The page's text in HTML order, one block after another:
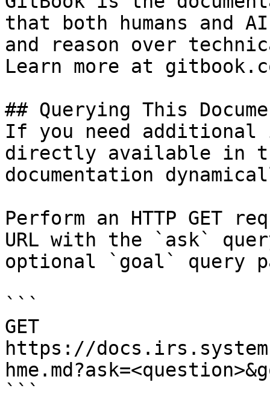
that both humans and
and reason over
Learn more at
## Querying This
If you need
directly available in
documentation
Perform an HTTP GET
URL with the `ask`
optional `goal` query
```
GET
https://
```